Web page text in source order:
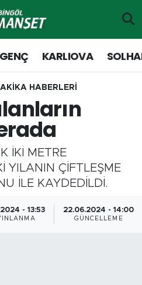
GENÇ KARLIOVA
HABERLERİ
İKİ METRE
YILANIN ÇİFTLEŞME
İLE KAYDEDİLDİ.
- 13:53 22.06.2024 - 14:00
GÜNCELLEME
Haritası
ve Fikstür